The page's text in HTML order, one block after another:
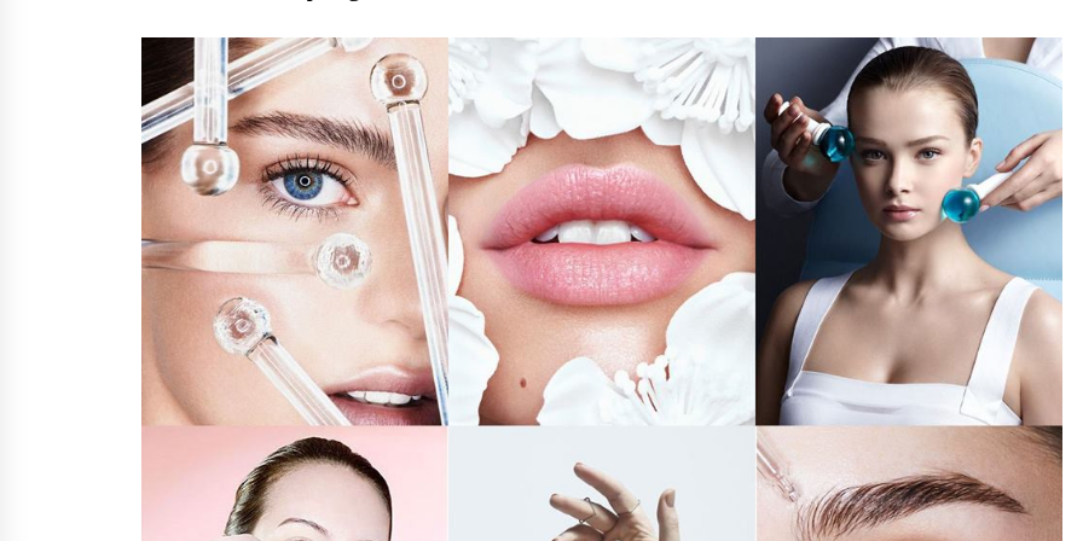
7 років ago
Члени німецької політичної партії
CDU підтримали ірано-
український протест
3 роки ago
Померла не дочекавшись
госпіталізації: під Києвом у хворої
жінки зупинилось серце під
стінами лікарні
6 років ago
Вогонь спалахнув під час
репетиції: стали відомі подробиці
пожежі у костелі святого Миколая
5 років ago
Естонія планує створити
військову базу у прикордонному з
Росією місті Нарва